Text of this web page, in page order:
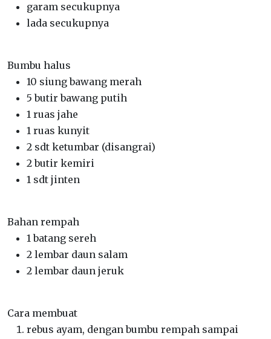
garam secukupnya
lada secukupnya
Bumbu halus
10 siung bawang merah
5 butir bawang putih
1 ruas jahe
1 ruas kunyit
2 sdt ketumbar (disangrai)
2 butir kemiri
1 sdt jinten
Bahan rempah
1 batang sereh
2 lembar daun salam
2 lembar daun jeruk
Cara membuat
rebus ayam, dengan bumbu rempah sampai